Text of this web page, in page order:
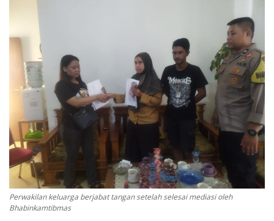
Keamanan
Kejahatan
Cybers Event
UMKM & Ekonomi Kreatif
Pekerja Migran Indonesia
Ekonomi
Pendidikan
Perwakilan keluarga berjabat tangan setelah selesai mediasi oleh
Bhabinkamtibmas